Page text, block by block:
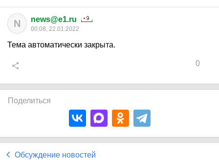
N news@e1.ru
00:08, 22.01.2022
Тема автоматически закрыта.
0
Поделиться
Обсуждение новостей